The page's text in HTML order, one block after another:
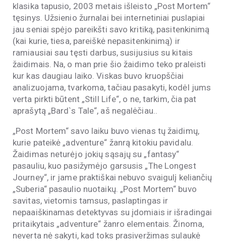
klasika tapusio, 2003 metais išleisto „Post Mortem“
tęsinys. Užsienio žurnalai bei internetiniai puslapiai
jau seniai spėjo pareikšti savo kritiką, pasitenkinimą
(kai kurie, tiesa, pareiškė nepasitenkinimą) ir
ramiausiai sau tęsti darbus, susijusius su kitais
žaidimais. Na, o man prie šio žaidimo teko praleisti
kur kas daugiau laiko. Viskas buvo kruopščiai
analizuojama, tvarkoma, tačiau pasakyti, kodėl jums
verta pirkti būtent „Still Life“, o ne, tarkim, čia pat
aprašytą „Bard`s Tale“, aš negalėčiau..
„Post Mortem“ savo laiku buvo vienas tų žaidimų,
kurie pateikė „adventure“ žanrą kitokiu pavidalu.
Žaidimas neturėjo jokių sąsajų su „fantasy“
pasauliu, kuo pasižymėjo garsusis „The Longest
Journey“, ir jame praktiškai nebuvo svaigulį keliančių
„Suberia“ pasaulio nuotaikų. „Post Mortem“ buvo
savitas, vietomis tamsus, paslaptingas ir
nepaaiškinamas detektyvas su įdomiais ir išradingai
pritaikytais „adventure“ žanro elementais. Žinoma,
neverta nė sakyti, kad toks prasiveržimas sulaukė